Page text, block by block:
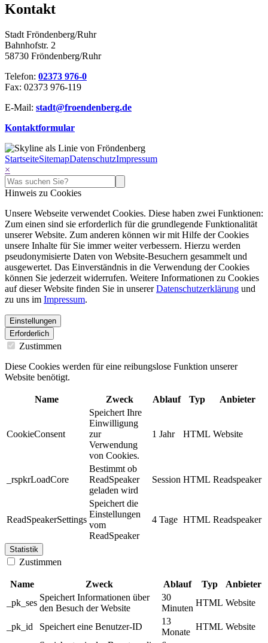
Kontakt
Stadt Fröndenberg/Ruhr
Bahnhofstr. 2
58730 Fröndenberg/Ruhr
Telefon: 02373 976-0
Fax: 02373 976-119
E-Mail: stadt@​froendenberg.de
Kontaktformular
StartseiteSitemapDatenschutzImpressum
×
Hinweis zu Cookies
Unsere Webseite verwendet Cookies. Diese haben zwei Funktionen:
Zum einen sind sie erforderlich für die grundlegende Funktionalität
unserer Website. Zum anderen können wir mit Hilfe der Cookies
unsere Inhalte für Sie immer weiter verbessern. Hierzu werden
pseudonymisierte Daten von Website-Besuchern gesammelt und
ausgewertet. Das Einverständnis in die Verwendung der Cookies
können Sie jederzeit widerrufen. Weitere Informationen zu Cookies
auf dieser Website finden Sie in unsererDatenschutzerklärung und
zu uns im Impressum.
Einstellungen
Erforderlich
Zustimmen
Diese Cookies werden für eine reibungslose Funktion unserer
Website benötigt.
Name Zweck Ablauf Typ Anbieter
CookieConsent
Speichert Ihre
Einwilligung
zur
Verwendung
von Cookies.
1 Jahr HTML Website
_rspkrLoadCore
Bestimmt ob
ReadSpeaker
geladen wird
Session HTML Readspeaker
ReadSpeakerSettings
Speichert die
Einstellungen
vom
ReadSpeaker
4 Tage HTML Readspeaker
Statistik
Zustimmen
Name Zweck Ablauf Typ
Anbieter
_pk_ses
Speichert Informationen über
den Besuch der Website
30
Minuten
HTML Website
_pk_id Speichert eine Benutzer-ID
13
Monate
HTML Website